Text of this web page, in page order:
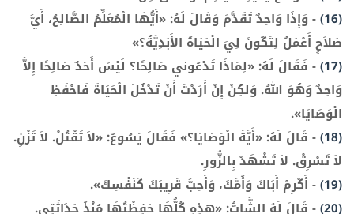
(16)
- وَإِذَا وَاحِدٌ تَقَدَّمَ وَقَالَ لَهُ: «أَيُّهَا الْمُعَلِّمُ الصَّالِحُ، أَيَّ
صَلاَحٍ أَعْمَلُ لِتَكُونَ لِيَ الْحَيَاةُ الأَبَدِيَّةُ؟»
(17)
- فَقَالَ لَهُ: «لِمَاذَا تَدْعُوني صَالِحًا؟ لَيْسَ أَحَدٌ صَالِحًا إِلاَّ
وَاحِدٌ وَهُوَ اللهُ. وَلكِنْ إِنْ أَرَدْتَ أَنْ تَدْخُلَ الْحَيَاةَ فَاحْفَظِ
الْوَصَايَا».
(18)
- قَالَ لَهُ: «أَيَّةَ الْوَصَايَا؟» فَقَالَ يَسُوعُ: «لاَ تَقْتُلْ. لاَ تَزْنِ.
لاَ تَسْرِقْ. لاَ تَشْهَدْ بِالزُّورِ.
(19)
- أَكْرِمْ أَبَاكَ وَأُمَّكَ، وَأَحِبَّ قَرِيبَكَ كَنَفْسِكَ».
(20)
- قَالَ لَهُ الشَّابُّ: «هذِهِ كُلُّهَا حَفِظْتُهَا مُنْذُ حَدَاثَتِي.